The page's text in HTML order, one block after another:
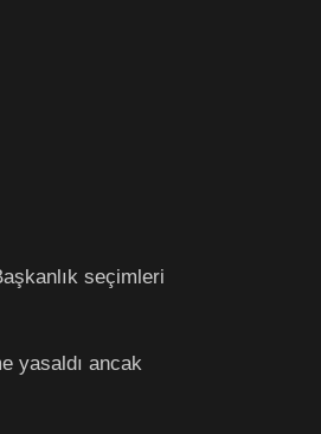
seçimleri
yasaldı ancak